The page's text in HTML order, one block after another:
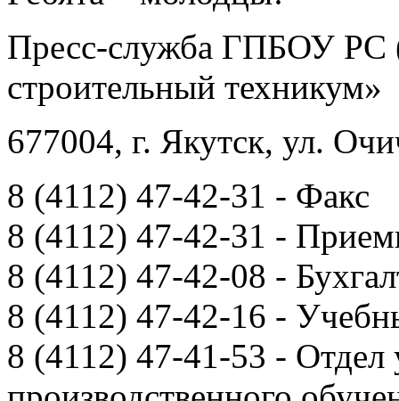
Пресс-служба ГПБОУ РС
строительный техникум»
677004, г. Якутск, ул.
8 (4112) 47-42-31 - Факс
8 (4112) 47-42-31 -
8 (4112) 47-42-08 -
8 (4112) 47-42-16 -
8 (4112) 47-41-53 - Отдел